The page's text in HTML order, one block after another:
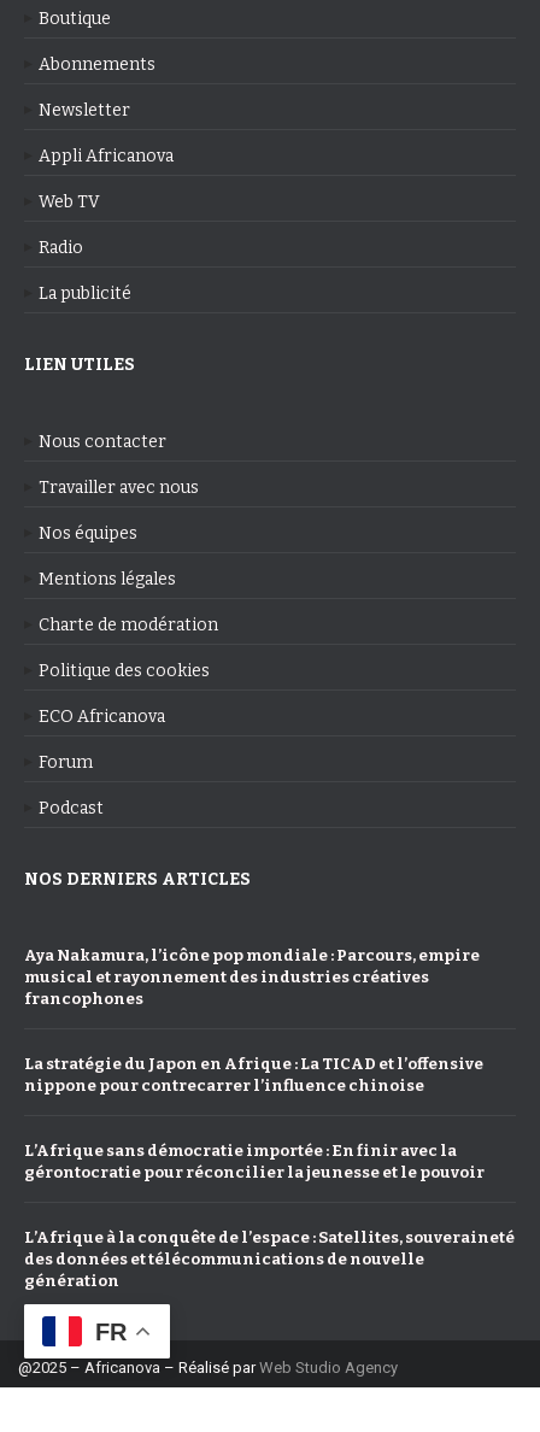
Boutique
Abonnements
Newsletter
Appli Africanova
Web TV
Radio
La publicité
LIEN UTILES
Nous contacter
Travailler avec nous
Nos équipes
Mentions légales
Charte de modération
Politique des cookies
ECO Africanova
Forum
Podcast
NOS DERNIERS ARTICLES
Aya Nakamura, l’icône pop mondiale : Parcours, empire
musical et rayonnement des industries créatives
francophones
La stratégie du Japon en Afrique : La TICAD et l’offensive
nippone pour contrecarrer l’influence chinoise
L’Afrique sans démocratie importée : En finir avec la
gérontocratie pour réconcilier la jeunesse et le pouvoir
L’Afrique à la conquête de l’espace : Satellites, souveraineté
des données et télécommunications de nouvelle
génération
@2025 – Africanova – Réalisé parWeb Studio Agency
FR